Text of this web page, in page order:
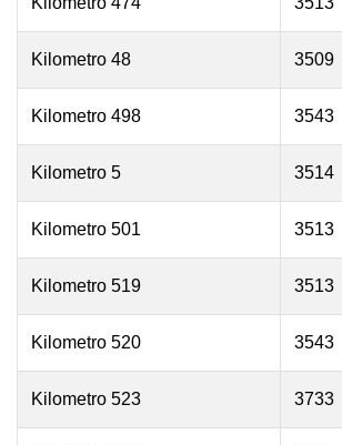
Kilometro 48 3509
Kilometro 498 3543
Kilometro 5 3514
Kilometro 501 3513
Kilometro 519 3513
Kilometro 520 3543
Kilometro 523 3733